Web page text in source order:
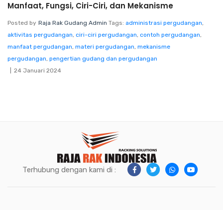
Manfaat, Fungsi, Ciri-Ciri, dan Mekanisme
Posted by Raja Rak Gudang Admin Tags: administrasi pergudangan,
aktivitas pergudangan, ciri-ciri pergudangan, contoh pergudangan,
manfaat pergudangan, materi pergudangan, mekanisme
pergudangan, pengertian gudang dan pergudangan
24 Januari 2024
Terhubung dengan kami di :